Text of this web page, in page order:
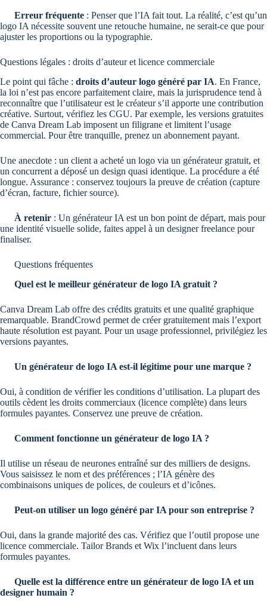
Erreur fréquente : Penser que l’IA fait tout. La réalité, c’est qu’un
logo IA nécessite souvent une retouche humaine, ne serait-ce que pour
ajuster les proportions ou la typographie.
Questions légales : droits d’auteur et licence commerciale
Le point qui fâche : droits d’auteur logo généré par IA. En France,
la loi n’est pas encore parfaitement claire, mais la jurisprudence tend à
reconnaître que l’utilisateur est le créateur s’il apporte une contribution
créative. Surtout, vérifiez les CGU. Par exemple, les versions gratuites
de Canva Dream Lab imposent un filigrane et limitent l’usage
commercial. Pour être tranquille, prenez un abonnement payant.
Une anecdote : un client a acheté un logo via un générateur gratuit, et
un concurrent a déposé un design quasi identique. La procédure a été
longue. Assurance : conservez toujours la preuve de création (capture
d’écran, facture, fichier source).
À retenir : Un générateur IA est un bon point de départ, mais pour
une identité visuelle solide, faites appel à un designer freelance pour
finaliser.
Questions fréquentes
Quel est le meilleur générateur de logo IA gratuit ?
Canva Dream Lab offre des crédits gratuits et une qualité graphique
remarquable. BrandCrowd permet de créer gratuitement mais l’export
haute résolution est payant. Pour un usage professionnel, privilégiez les
versions payantes.
Un générateur de logo IA est-il légitime pour une marque ?
Oui, à condition de vérifier les conditions d’utilisation. La plupart des
outils cèdent les droits commerciaux (licence complète) dans leurs
formules payantes. Conservez une preuve de création.
Comment fonctionne un générateur de logo IA ?
Il utilise un réseau de neurones entraîné sur des milliers de designs.
Vous saisissez le nom et des préférences ; l’IA génère des
combinaisons uniques de polices, de couleurs et d’icônes.
Peut-on utiliser un logo généré par IA pour son entreprise ?
Oui, dans la grande majorité des cas. Vérifiez que l’outil propose une
licence commerciale. Tailor Brands et Wix l’incluent dans leurs
formules payantes.
Quelle est la différence entre un générateur de logo IA et un
designer humain ?